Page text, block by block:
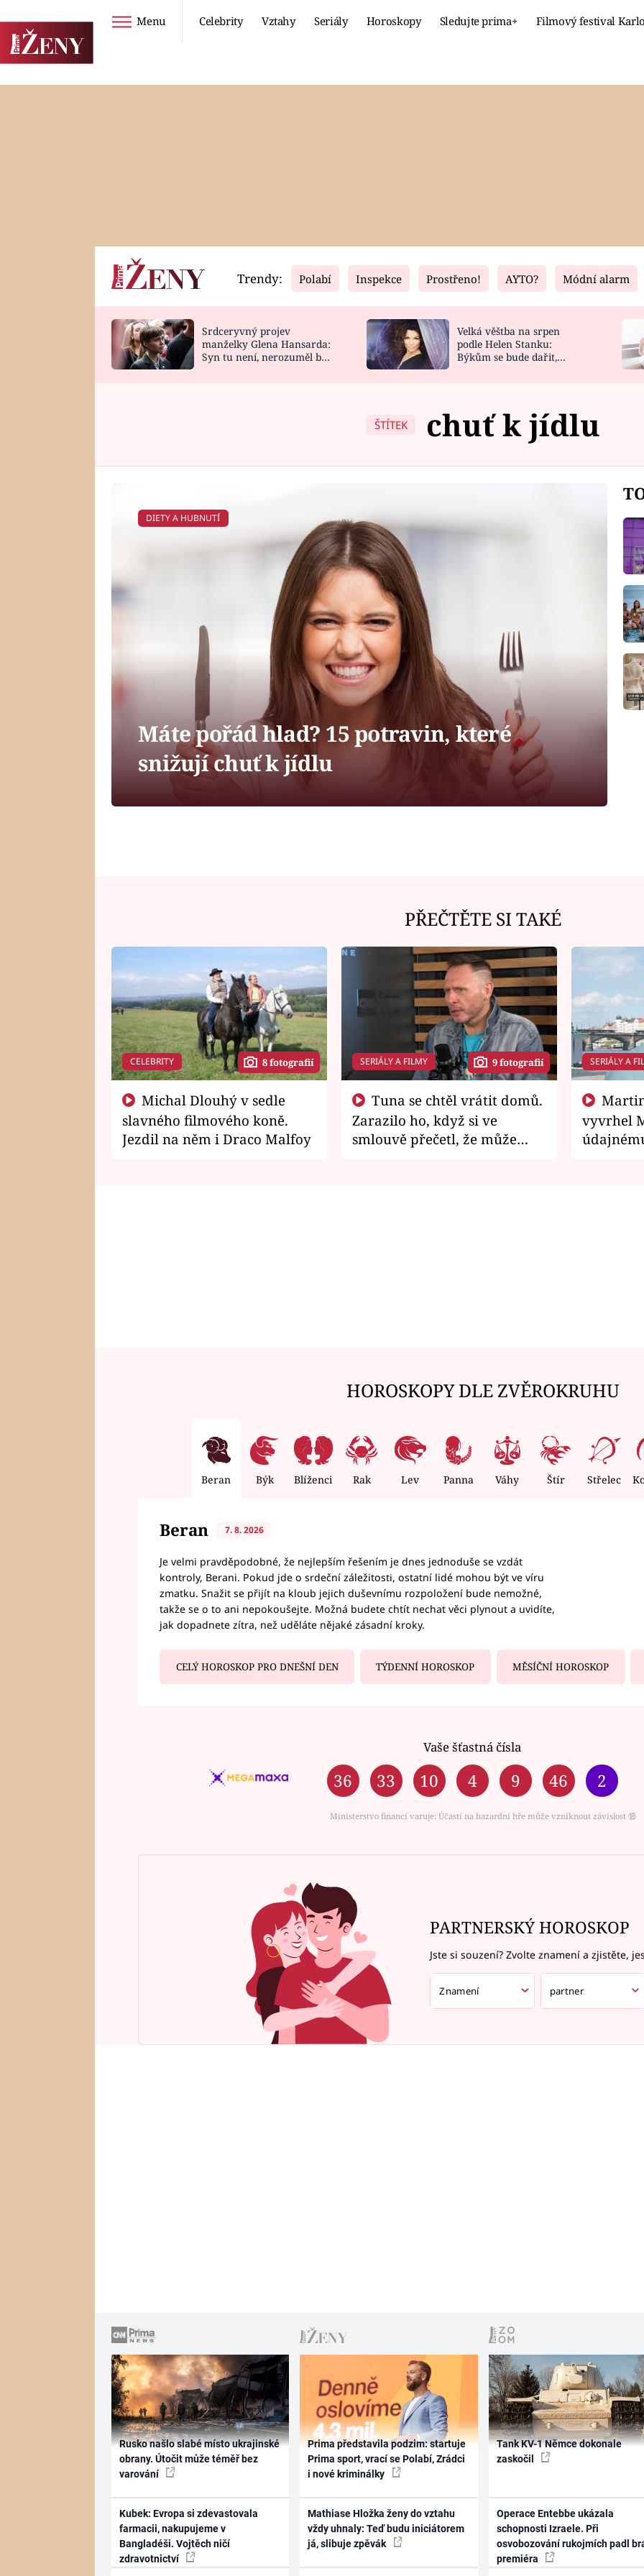
Menu Celebrity Vztahy Seriály Horoskopy Sledujte prima+ Filmový festival
Horoskopy
HOROSKOP NA
Video
CELEBRITY
VAŘENÍ
Fresh
NOVINKY
VIDEORECEPTY
Living
DESIGN
Trendy: Polabí Inspekce Prostřeno! AYTO? Módní alarm
Srdceryvný projev
manželky Glena Hansarda:
Syn tu není, nerozuměl by
Velká věštba na srpen
podle Helen Stanku:
Býkům se bude dařit,
ŠTÍTEK chuť k jídlu
DIETY A HUBNUTÍ
Máte pořád hlad? 15 potravin, které
snižují chuť k jídlu
PŘEČTĚTE SI TAKÉ
CELEBRITY 8 fotografií
slavného filmového koně.
Jezdil na něm i Draco Malfoy
SERIÁLY A FILMY 9 fotografií
Zarazilo ho, když si ve
smlouvě přečetl, že může
SERIÁLY A
vyvrhel
HOROSKOPY DLE ZVĚROKRUHU
Beran Býk Blíženci Rak Lev Panna Váhy Štír Střelec
Beran 7. 8. 2026
Je velmi pravděpodobné, že nejlepším řešením je dnes jednoduše se vzdát
kontroly, Berani. Pokud jde o srdeční záležitosti, ostatní lidé mohou být ve víru
zmatku. Snažit se přijít na kloub jejich duševnímu rozpoložení bude nemožné,
takže se o to ani nepokoušejte. Možná budete chtít nechat věci plynout a uvidíte,
jak dopadnete zítra, než uděláte nějaké zásadní kroky.
CELÝ HOROSKOP PRO DNEŠNÍ DEN TÝDENNÍ HOROSKOP MĚSÍČNÍ HOROSKOP
Vaše šťastná čísla
36 33 10 4 9 46 2
Ministerstvo financí varuje: Účastí na hazardní hře může vzniknout závislost ⑱
PARTNERSKÝ HOROSKOP
Jste si souzení? Zvolte znamení a zjistěte,
Rusko našlo slabé místo ukrajinské
obrany. Útočit může téměř bez
varování
Kubek: Evropa si zdevastovala
farmacii, nakupujeme v
Bangladéši. Vojtěch ničí
zdravotnictví
Prima představila podzim: startuje
Prima sport, vrací se Polabí, Zrádci
i nové kriminálky
Mathiase Hložka ženy do vztahu
vždy uhnaly: Teď budu iniciátorem
já, slibuje zpěvák
Tank KV-1 Němce dokonale
zaskočil
Operace Entebbe ukázala
schopnosti Izraele. Při
osvobozování rukojmích padl
premiéra